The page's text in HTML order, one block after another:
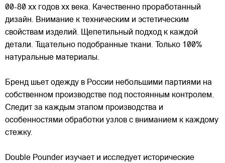
00-80 хх годов xx века. Качественно проработанный
дизайн. Внимание к техническим и эстетическим
свойствам изделий. Щепетильный подход к каждой
детали. Тщательно подобранные ткани. Только 100%
натуральные материалы.
Бренд шьет одежду в России небольшими партиями на
собственном производстве под постоянным контролем.
Следит за каждым этапом производства и
особенностями обработки узлов с вниманием к каждому
стежку.
Double Pounder изучает и исследует исторические